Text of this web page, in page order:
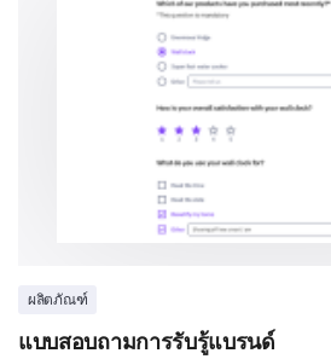
การวิเคราะห์เชิงเปรียบเทียบ
เรามีความสำคัญต่อการเปรียบเที
ของเรากับผลิตภัณฑ์อื่น ๆ ที่มีอยู่ใน
คู่แข่ง?
ใช่ ไม่แน่ใจ
ผลิตภัณฑ์
แบบสอบถามการรับรู้แบรนด์